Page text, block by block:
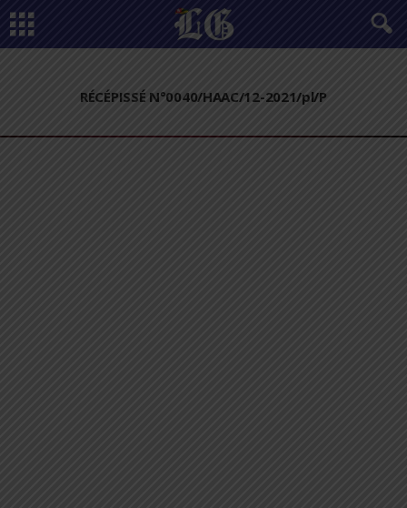
RÉCÉPISSÉ N°0040/HAAC/12-2021/pl/P